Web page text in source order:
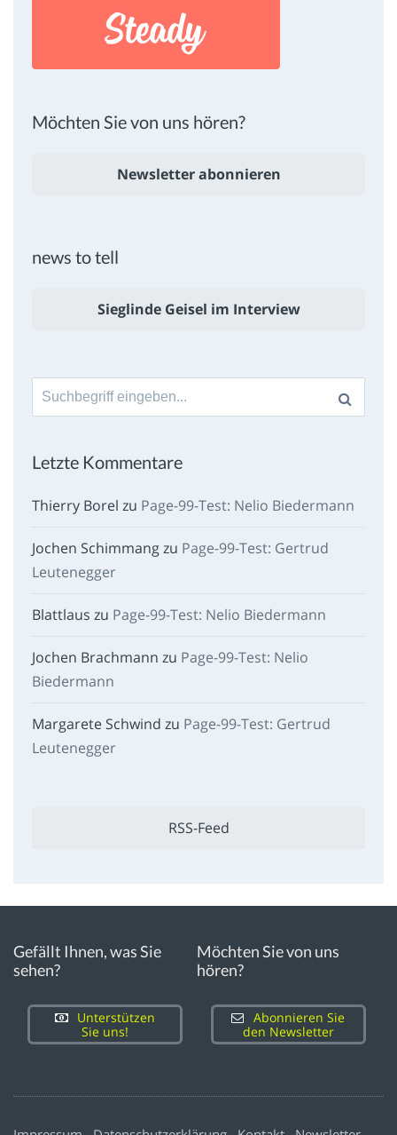
Möchten Sie von uns hören?
Newsletter abonnieren
news to tell
Sieglinde Geisel im Interview
Suche
nach:
Letzte Kommentare
Thierry Borel zu Page-99-Test: Nelio Biedermann
Jochen Schimmangzu Page-99-Test: Gertrud
Leutenegger
Blattlaus zu Page-99-Test: Nelio Biedermann
Jochen Brachmann zu Page-99-Test: Nelio
Biedermann
Margarete Schwind zu Page-99-Test: Gertrud
Leutenegger
RSS-Feed
Gefällt Ihnen, was Sie
sehen?
Unterstützen
Sie uns!
Möchten Sie von uns
hören?
Abonnieren Sie
den Newsletter